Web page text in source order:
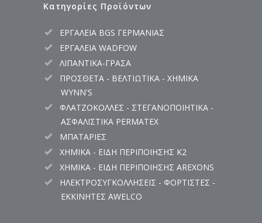
Κατηγορίες Προϊόντων
ΕΡΓΑΛΕΙΑ BGS ΓΕΡΜΑΝΙΑΣ
ΕΡΓΑΛΕΙΑ WADFOW
ΛΙΠΑΝΤΙΚΑ-ΓΡΑΣΑ
ΠΡΟΣΘΕΤΑ - ΒΕΛΤΙΩΤΙΚΑ - ΧΗΜΙΚΑ
WYNN'S
ΦΛΑΤΖΟΚΟΛΛΕΣ - ΣΤΕΓΑΝΟΠΟΙΗΤΙΚΑ -
ΑΣΦΑΛΙΣΤΙΚΑ PERMATEX
ΜΠΑΤΑΡΙΕΣ
ΧΗΜΙΚΑ - ΕΙΔΗ ΠΕΡΙΠΟΙΗΣΗΣ K2
ΧΗΜΙΚΑ - ΕΙΔΗ ΠΕΡΙΠΟΙΗΣΗΣ AREXONS
ΗΛΕΚΤΡΟΣΥΓΚΟΛΛΗΣΕΙΣ - ΦΟΡΤΙΣΤΕΣ -
ΕΚΚΙΝΗΤΕΣ AWELCO